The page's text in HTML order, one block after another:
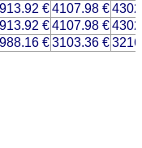
€4107.98 €
€4107.98 €
€3103.36 €